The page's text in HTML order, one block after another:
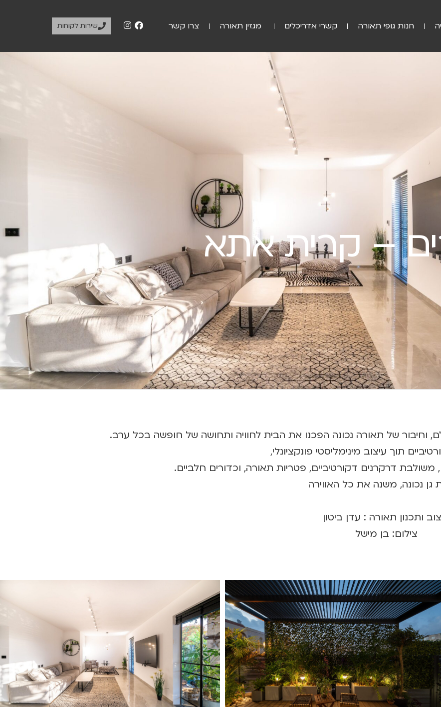
חנות גופי תאורה קשרי אדריכלים מגזין תאורה צרו קשר שירות לקוחות
– קרית אתא
וחיבור של תאורה נכונה הפכנו את הבית לחוויה ותחושה של חופשה בכל ערב.
תוך עיצוב מינימליסטי פונקציונלי,
דרקרנים דקורטיביים, פטריות תאורה, וכדורים חלביים.
גן נכונה, משנה את כל האווירה
ותכנון תאורה : עדן ביטון
צילום: בן מישל